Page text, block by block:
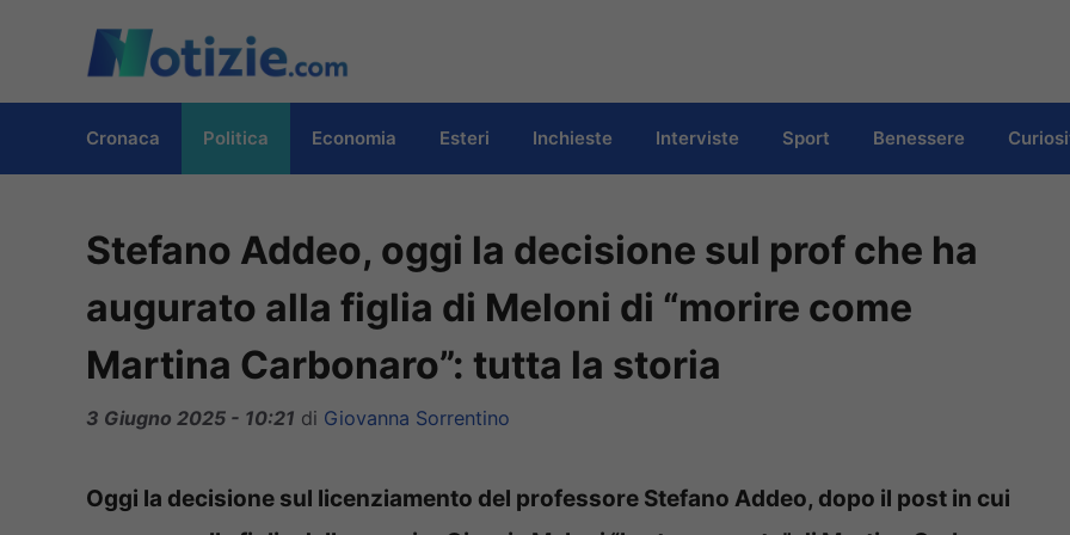
contenuto
Cronaca Politica Economia Esteri Inchieste Interviste Sport Benessere
Stefano Addeo, oggi la decisione sul prof che ha
augurato alla figlia di Meloni di “morire come
Martina Carbonaro”: tutta la storia
3 Giugno 2025 - 10:21 di Giovanna Sorrentino
Oggi la decisione sul licenziamento del professore Stefano Addeo, dopo il post in cui